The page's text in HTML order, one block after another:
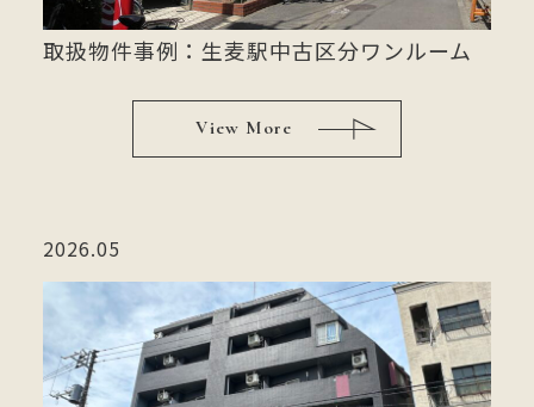
取扱物件事例：生麦駅中古区分ワンルーム
View More
2026.05